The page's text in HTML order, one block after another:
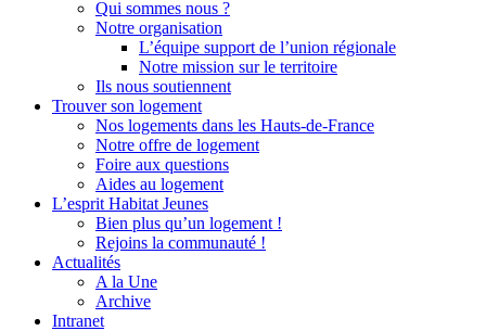
Qui sommes nous ?
Notre organisation
L’équipe support de l’union régionale
Notre mission sur le territoire
Ils nous soutiennent
Trouver son logement
Nos logements dans les Hauts-de-France
Notre offre de logement
Foire aux questions
Aides au logement
L’esprit Habitat Jeunes
Bien plus qu’un logement !
Rejoins la communauté !
Actualités
A la Une
Archive
Intranet